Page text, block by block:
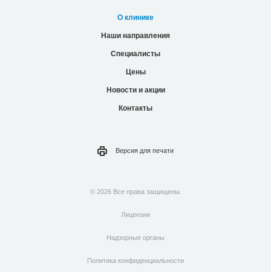
О клинике
Наши направления
Специалисты
Цены
Новости и акции
Контакты
Версия для печати
© 2026 Все права защищены.
Лицензии
Надзорные органы
Политика конфиденциальности